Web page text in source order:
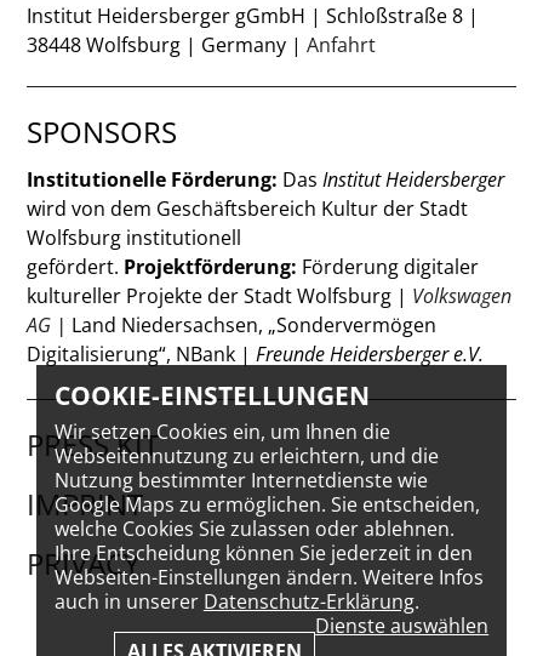
Institut Heidersberger gGmbH | Schloßstraße 8 |
38448 Wolfsburg | Germany |Anfahrt
SPONSORS
Institutionelle Förderung: Das Institut Heidersberger
wird von dem Geschäftsbereich Kultur der Stadt
Wolfsburg institutionell
gefördert. Projektförderung: Förderung digitaler
kultureller Projekte der Stadt Wolfsburg | Volkswagen
AG | Land Niedersachsen, „Sondervermögen
Digitalisierung“, NBank |Freunde Heidersberger e.V.
PRESS KIT
IMPRINT
PRIVACY
COOKIE-EINSTELLUNGEN
Wir setzen Cookies ein, um Ihnen die
Webseitennutzung zu erleichtern, und die
Nutzung bestimmter Internetdienste wie
Google Maps zu ermöglichen. Sie entscheiden,
welche Cookies Sie zulassen oder ablehnen.
Ihre Entscheidung können Sie jederzeit in den
Webseiten-Einstellungen ändern. Weitere Infos
auch in unserer Datenschutz-Erklärung.
Dienste auswählen